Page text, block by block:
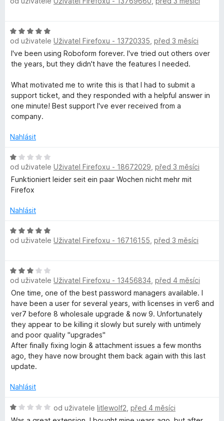
o
o
c
e
n
:
5
z
5
H
o
d
n
c
e
n
5
5
od uživatele Uživatel Firefoxu - 13720335 před 3 měsíci
I've been using Roboform forever. I've tried out others over
the years, but they didn't have the features I needed.
What motivated me to write this is that I had to submit a
support ticket, and they responded with a helpful answer in
one minute! Best support I've ever received from a
company.
Nahlásit
H
o
d
n
c
n
í
z
5
od uživatele Uživatel Firefoxu - 18672029 před 3 měsíci
Funktioniert leider seit ein paar Wochen nicht mehr mit
Firefox
Nahlásit
H
o
o
c
e
n
:
5
z
5
od uživatele Uživatel Firefoxu - 16716155 před 3 měsíci
H
o
d
n
o
c
e
n
:
z
od uživatele Uživatel Firefoxu - 13456834 před 4 měsíci
One time, one of the best password managers available. I
have been a user for several years, with licenses in ver6 and
ver7 before 8 wholesale upgrade & now 9. Unfortunately
they appear to be killing it slowly but surely with untimely
and poor quality "upgrades"
After finally fixing login & attachment issues a few months
ago, they have now brought them back again with this last
update.
Nahlásit
H
o
od uživatele litlewolf2 před 4 měsíci